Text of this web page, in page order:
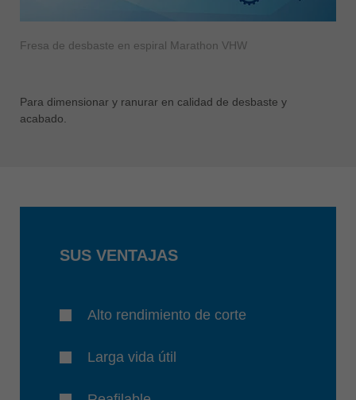
Fresa de desbaste en espiral Marathon VHW
Para dimensionar y ranurar en calidad de desbaste y
acabado.
SUS VENTAJAS
Alto rendimiento de corte
Larga vida útil